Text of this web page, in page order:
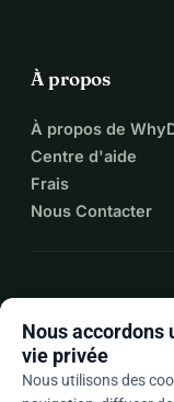
À propos
À propos de
Centre d'aide
Frais
Nous Contacter
Nous accordons
vie privée
Nous utilisons des